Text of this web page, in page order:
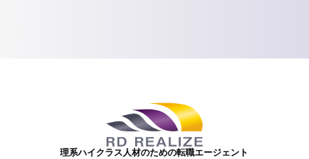
理系ハイクラス人材のための転職エージェント